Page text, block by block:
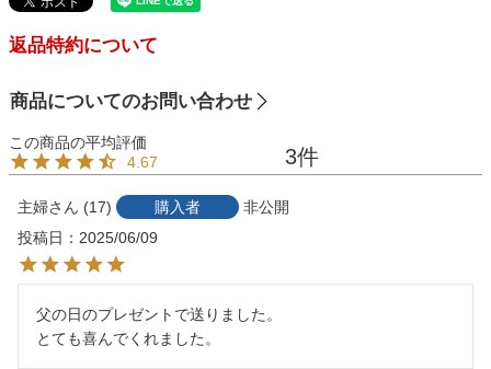
返品特約について
商品についてのお問い合わせ
4.67 3
主婦 17 購入者
非公開
投稿日
2025/06/09
父の日のプレゼントで送りました。
とても喜んでくれました。